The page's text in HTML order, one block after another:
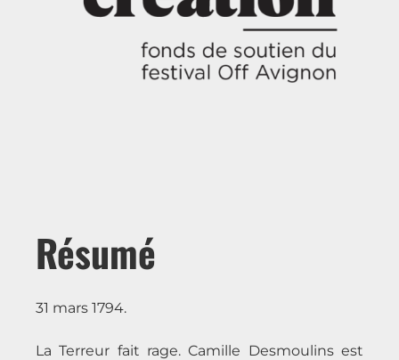
Résumé
31 mars 1794.
La Terreur fait rage. Camille Desmoulins est